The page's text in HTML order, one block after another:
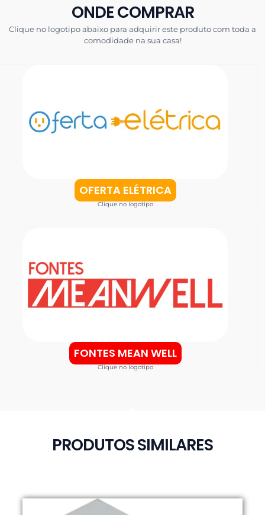
ONDE COMPRAR
Clique no logotipo abaixo para adquirir este produto com toda a
comodidade na sua casa!
OFERTA ELÉTRICA
Clique no logotipo
FONTES MEAN WELL
Clique no logotipo
PRODUTOS SIMILARES